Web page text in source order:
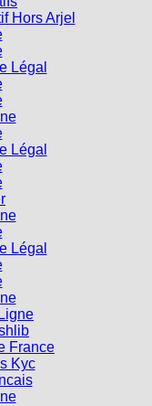
Hors Arjel
Légal
Légal
Légal
France
Kyc